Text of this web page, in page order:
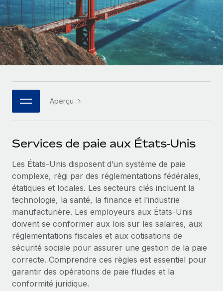
INFRASTRUCTURE
Intégration Remote
Intégrez vos RH aux flux de travail en toute simplicité
Plateforme
Des fonctions RH clés intégrées pour votre équipe
Connectez n'importe quel outil d’IA à Remote grâce à
notre MCP
Rationalisez vos processus avec des outils essentiels
SERVICES
Demandez aux experts
Recevez des conseils d’experts sur les RH à
l’international et la conformité
Contrôles d’antécédents
Simplifiez vos processus de présélection des
candidats
Remote Watchtower
Des solutions agiles et internationales pour les RH et la
paie des entreprises en pleine croissance
Entreprises intermédiaires
Développez vos équipes avec des solutions RH sur
mesure
Entreprise
Les RH à l’international pour les grandes entreprises
Partenaires stratégiques de la tech
Devenir partenaire
Explorez avec nous vos opportunités de partenariat
Remote Build
Bientôt disponible
Conseil en intégrations et automatisations assistées par
ÉTUDES DE CAS
APPRENDRE AVEC REMOTE
Recherche et guides
Études de cas
Checklists et modèles
Descriptions de postes
Salle de presse
Données sur les salaires et les talents
Centre de ressources
Obtenir de l’aide
Voir toutes les ressources
BLOG
Español
Italiano
Português (Portugal)
日本語
한국어
Aperçu
Services de paie aux États‑Unis
Les États‑Unis disposent d’un système de paie
complexe, régi par des réglementations fédérales,
étatiques et locales. Les secteurs clés incluent la
technologie, la santé, la finance et l’industrie
manufacturière. Les employeurs aux États‑Unis
doivent se conformer aux lois sur les salaires, aux
réglementations fiscales et aux cotisations de
sécurité sociale pour assurer une gestion de la paie
correcte. Comprendre ces règles est essentiel pour
garantir des opérations de paie fluides et la
conformité juridique.